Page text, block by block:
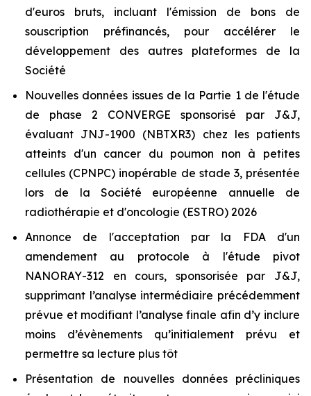
d'euros bruts, incluant l'émission de bons de
souscription préfinancés, pour accélérer le
développement des autres plateformes de la
Société
Nouvelles données issues de la Partie 1 de l'étude
de phase 2 CONVERGE sponsorisé par J&J,
évaluant JNJ-1900 (NBTXR3) chez les patients
atteints d'un cancer du poumon non à petites
cellules (CPNPC) inopérable de stade 3, présentée
lors de la Société européenne annuelle de
radiothérapie et d'oncologie (ESTRO) 2026
Annonce de l'acceptation par la FDA d'un
amendement au protocole à l'étude pivot
NANORAY-312 en cours, sponsorisée par J&J,
supprimant l’analyse intermédiaire précédemment
prévue et modifiant l’analyse finale afin d’y inclure
moins d’évènements qu’initialement prévu et
permettre sa lecture plus tôt
Présentation de nouvelles données précliniques